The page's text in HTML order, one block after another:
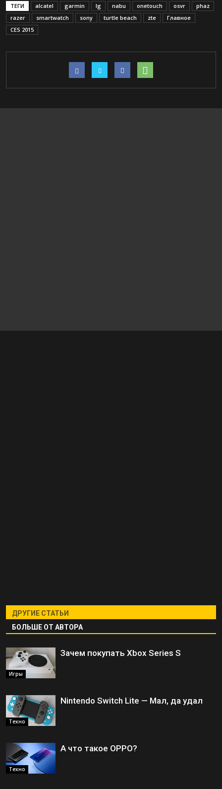
ТЕГИ alcatel garmin lg nabu onetouch osvr
phaz
razer
smartwatch sony turtle beach zte
Главное
СES 2015
ДРУГИЕ СТАТЬИ
БОЛЬШЕ ОТ АВТОРА
Игры
Зачем покупать Xbox Series S
Техно
Nintendo Switch Lite — Мал, да удал
Техно
А что такое OPPO?